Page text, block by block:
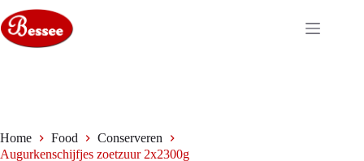
naar
de
inhoud
Home Food
Conserveren
Augurkenschijfjes zoetzuur 2x2300g